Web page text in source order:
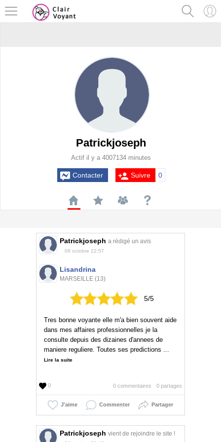
Patrickjoseph
Actif il y a 4007134 minutes
Contacter Suivre 0
Patrickjoseph a rédigé un avis
08 octobre 22:57
Lisandrina
MARSEILLE (13)
5/5
Tres bonne voyante elle m'a bien souvent aide
dans mes affaires professionnelles je la
consulte depuis des dizaines d'annees de
maniere reguliere. Toutes ses predictions ...
Lire la suite
0 0 partages
0 commentaires
J'aime Commenter Partager
Patrickjoseph vient de rejoindre le site !